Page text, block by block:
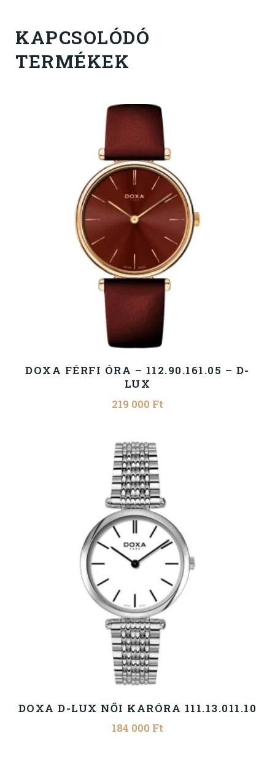
KAPCSOLÓDÓ
TERMÉKEK
DOXA FÉRFI ÓRA – 112.90.161.05 – D-
LUX
219 000 Ft
DOXA D-LUX NŐI KARÓRA 111.13.011.10
184 000 Ft